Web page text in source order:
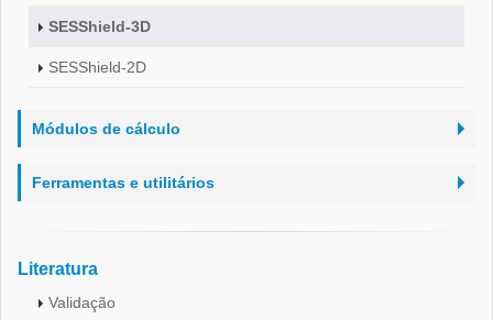
SESShield-3D
SESShield-2D
Módulos de cálculo
Ferramentas e utilitários
Literatura
Validação